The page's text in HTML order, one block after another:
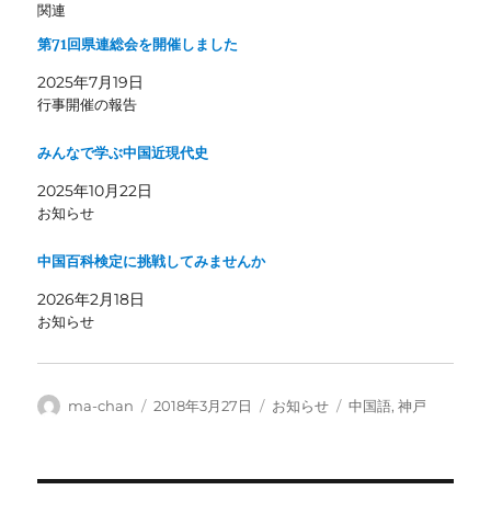
関連
第71回県連総会を開催しました
2025年7月19日
行事開催の報告
みんなで学ぶ中国近現代史
2025年10月22日
お知らせ
中国百科検定に挑戦してみませんか
2026年2月18日
お知らせ
投
ma-chan
投
2018年3月27日
カ
お知らせ
タ
中国語,神戸